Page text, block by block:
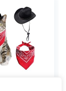
der
für
(M)